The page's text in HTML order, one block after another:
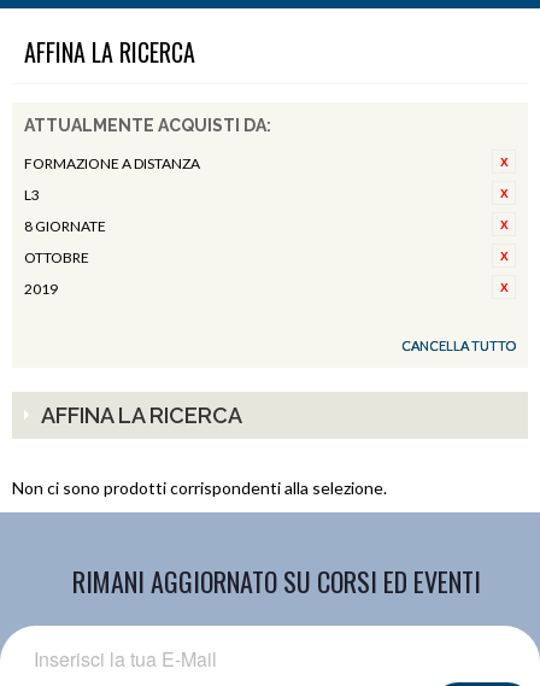
AFFINA LA RICERCA
ATTUALMENTE ACQUISTI DA:
FORMAZIONE A DISTANZA
L3
8 GIORNATE
OTTOBRE
2019
CANCELLA TUTTO
AFFINA LA RICERCA
Non ci sono prodotti corrispondenti alla selezione.
RIMANI AGGIORNATO SU CORSI ED EVENTI